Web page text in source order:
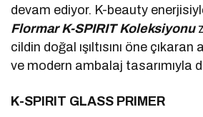
devam ediyor. K-beauty
Flormar K-SPIRIT Koleksiyonu
cildin doğal ışıltısını öne çıkaran
ve modern ambalaj tasarımıyla
K-SPIRIT GLASS PRIMER